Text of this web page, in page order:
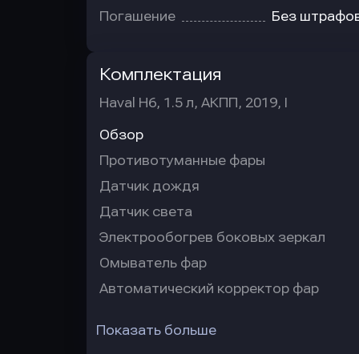
Погашение Без
Комплектация
Haval H6, 1.5 л, АКПП, 2019, I
Обзор
Противотуманные фары
Датчик дождя
Датчик света
Электрообогрев боковых зеркал
Омыватель фар
Автоматический корректор фар
Показать больше